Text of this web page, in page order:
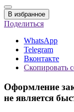
В избранное
Поделиться
WhatsApp
Telegram
Вконтакте
Скопировать
Оформление
не является